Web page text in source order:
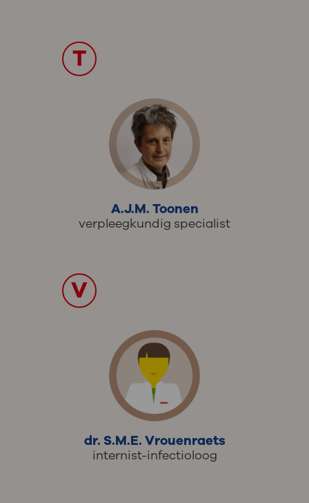
T
A.J.M. Toonen
verpleegkundig specialist
V
dr. S.M.E. Vrouenraets
internist-infectioloog